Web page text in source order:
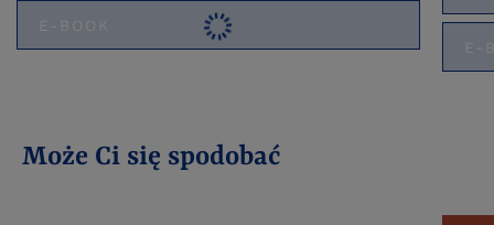
E-BOOK
E-
Może Ci się spodobać